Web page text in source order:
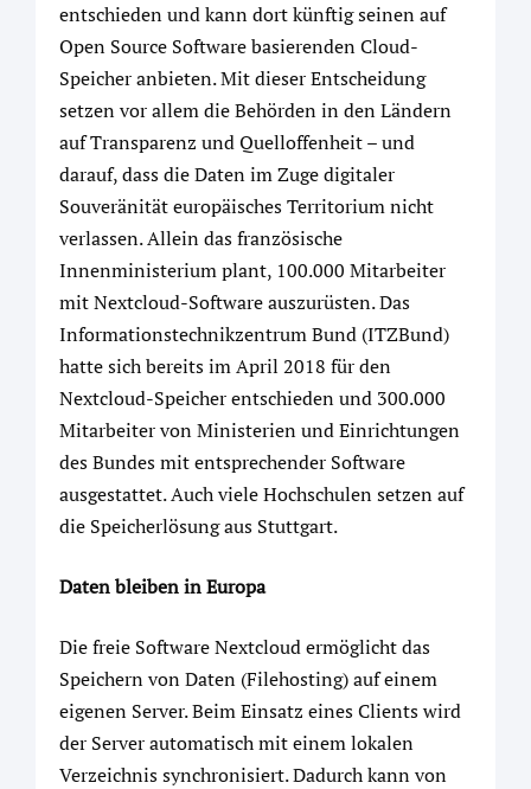
entschieden und kann dort künftig seinen auf
Open Source Software basierenden Cloud-
Speicher anbieten. Mit dieser Entscheidung
setzen vor allem die Behörden in den Ländern
auf Transparenz und Quelloffenheit – und
darauf, dass die Daten im Zuge digitaler
Souveränität europäisches Territorium nicht
verlassen. Allein das französische
Innenministerium plant, 100.000 Mitarbeiter
mit Nextcloud-Software auszurüsten. Das
Informationstechnikzentrum Bund (ITZBund)
hatte sich bereits im April 2018 für den
Nextcloud-Speicher entschieden und 300.000
Mitarbeiter von Ministerien und Einrichtungen
des Bundes mit entsprechender Software
ausgestattet. Auch viele Hochschulen setzen auf
die Speicherlösung aus Stuttgart.
Daten bleiben in Europa
Die freie Software Nextcloud ermöglicht das
Speichern von Daten (Filehosting) auf einem
eigenen Server. Beim Einsatz eines Clients wird
der Server automatisch mit einem lokalen
Verzeichnis synchronisiert. Dadurch kann von